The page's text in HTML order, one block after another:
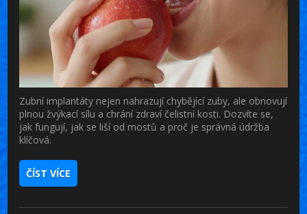
Zubní implantáty nejen nahrazují chybějící zuby, ale obnovují
plnou žvýkací sílu a chrání zdraví čelistní kosti. Dozvíte se,
jak fungují, jak se liší od mostů a proč je správná údržba
klíčová.
ČÍST VÍCE